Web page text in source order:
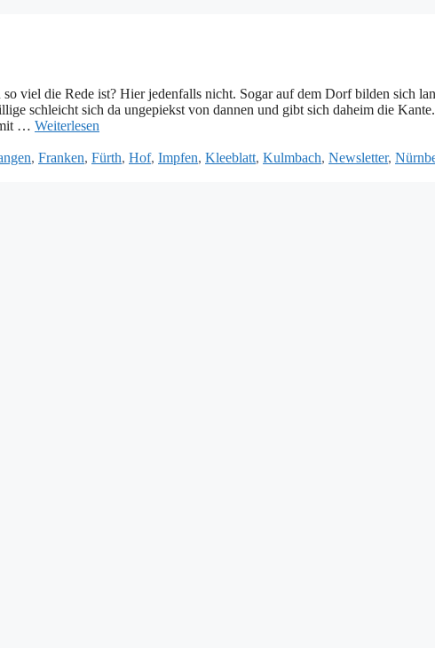
viel die Rede ist? Hier jedenfalls nicht. Sogar auf dem Dorf bilden sich
schleicht sich da ungepiekst von dannen und gibt sich daheim die Kante.
… Weiterlesen
, Franken, Fürth, Hof, Impfen, Kleeblatt, Kulmbach, Newsletter,